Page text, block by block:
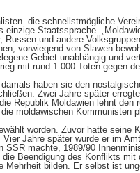
die schnellstmögliche
Staatssprache.
Russen und andere
vorwiegend von Slawen
Gebiet unabhängig und
mit rund 1.000 Toten gegen
haben sie den
Zwei Jahre später
Republik Moldawien lehnt den
moldawischen Kommunisten
worden. Zuvor hatte seine
Jahre später wurde er im
machte, 1989/90
Beendigung des Konflikts
bilden. Er selbst ist